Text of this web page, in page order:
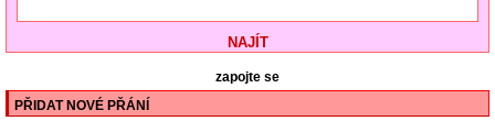
zapojte se
PŘIDAT NOVÉ PŘÁNÍ